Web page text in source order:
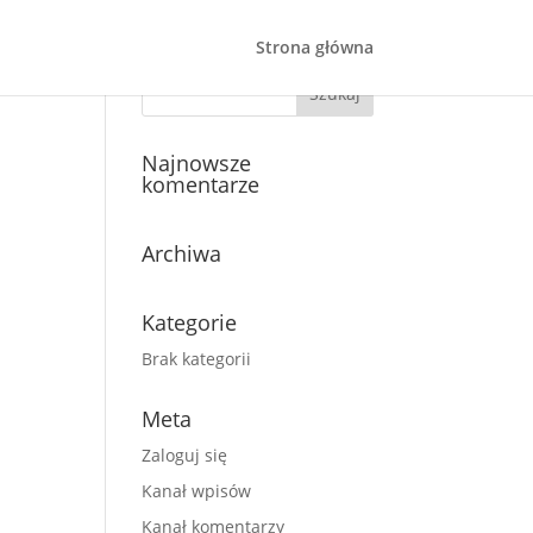
Strona główna
Najnowsze
komentarze
Archiwa
Kategorie
Brak kategorii
Meta
Zaloguj się
Kanał wpisów
Kanał komentarzy